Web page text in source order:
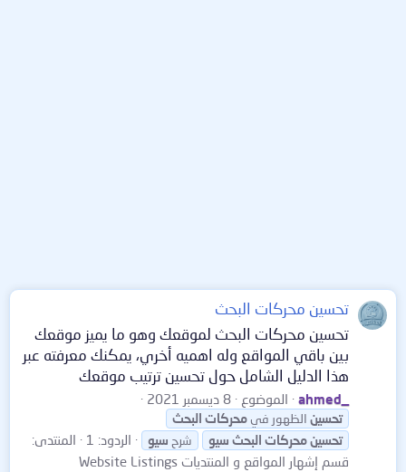
تحسين محركات البحث
تحسين محركات البحث لموقعك وهو ما يميز موقعك
بين باقي المواقع وله اهميه أخري، يمكنك معرفته عبر
هذا الدليل الشامل حول تحسين ترتيب موقعك
ahmed_ الموضوع 8 ديسمبر 2021
تحسين الظهور فيمحركات البحث
تحسينمحركات البحث سيو شرح سيو الردود: 1
المنتدى:
قسم إشهار المواقع و المنتديات Website Listings